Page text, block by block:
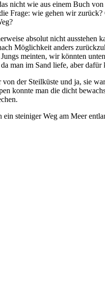
nicht wie aus einem Buch von
Frage: wie gehen wir
absolut nicht ausstehen
Möglichkeit anders
meinten, wir könnten
man im Sand liefe, aber dafür
von der Steilküste und ja, sie
konnte man die dicht
steiniger Weg am Meer